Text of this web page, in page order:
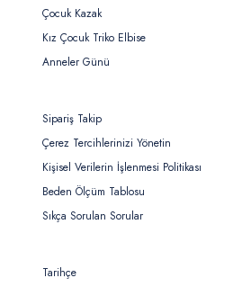
Çocuk Kazak
Kız Çocuk Triko Elbise
Anneler Günü
Sipariş Takip
Çerez Tercihlerinizi Yönetin
Kişisel Verilerin İşlenmesi Politikası
Beden Ölçüm Tablosu
Sıkça Sorulan Sorular
Tarihçe